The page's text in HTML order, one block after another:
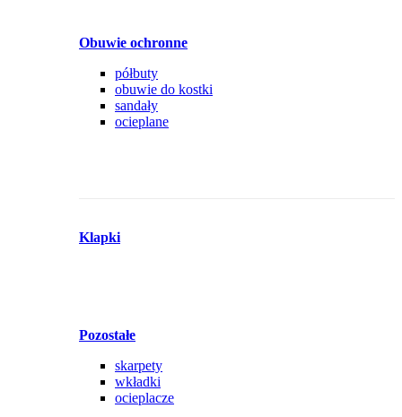
Obuwie ochronne
półbuty
obuwie do kostki
sandały
ocieplane
Klapki
Pozostałe
skarpety
wkładki
ocieplacze